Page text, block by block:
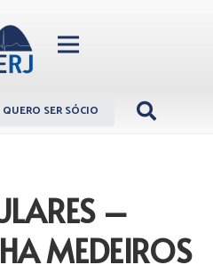
QUERO SER SÓCIO
–
MEDEIROS